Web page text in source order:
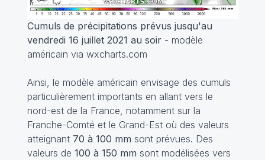
Cumuls de précipitations prévus jusqu'au
vendredi 16 juillet 2021 au soir - modèle
américain via wxcharts.com
Ainsi, le modèle américain envisage des cumuls
particulièrement importants en allant vers le
nord-est de la France, notamment sur la
Franche-Comté et le Grand-Est où des valeurs
atteignant 70 à 100 mm sont prévues. Des
valeurs de 100 à 150 mm sont modélisées vers